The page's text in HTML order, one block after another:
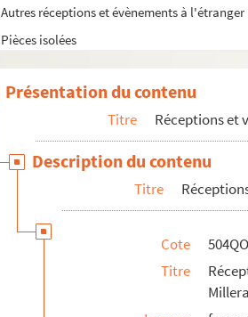
Autres réceptions et évènements à l'étranger
Pièces isolées
Présentation du contenu
Titre Réceptions et
Description du contenu
Titre
Cote
Titre